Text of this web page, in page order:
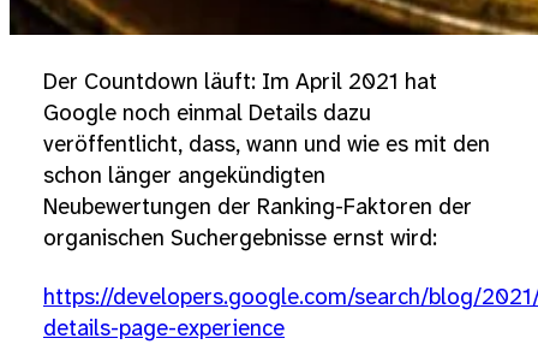
Der Countdown läuft: Im April 2021 hat
Google noch einmal Details dazu
veröffentlicht, dass, wann und wie es mit den
schon länger angekündigten
Neubewertungen der Ranking-Faktoren der
organischen Suchergebnisse ernst wird:
https://developers.google.com/search/blog/
details-page-experience